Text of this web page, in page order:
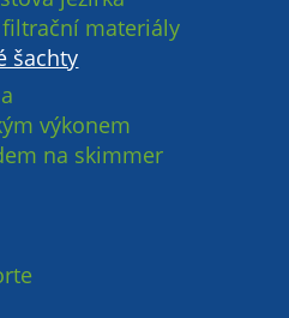
materiály
šachty
výkonem
na skimmer